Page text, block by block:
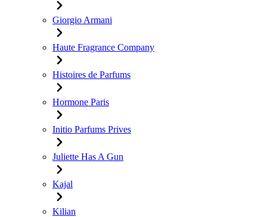
Giorgio Armani
Haute Fragrance Company
Histoires de Parfums
Hormone Paris
Initio Parfums Prives
Juliette Has A Gun
Kajal
Kilian